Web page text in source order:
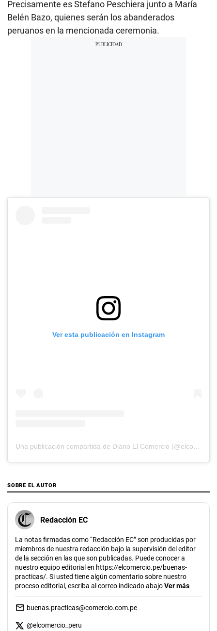
Precisamente es Stefano Peschiera junto a María
Belén Bazo, quienes serán los abanderados
peruanos en la mencionada ceremonia.
Ver esta publicación en Instagram
SOBRE EL AUTOR
Redacción EC
La notas firmadas como “Redacción EC” son producidas por
miembros de nuestra redacción bajo la supervisión del editor
de la sección en las que son publicadas. Puede conocer a
nuestro equipo editorial en https://elcomercio.pe/buenas-
practicas/. Si usted tiene algún comentario sobre nuestro
proceso editorial, escriba al correo indicado abajoVer más
buenas.practicas@comercio.com.pe
@elcomercio_peru